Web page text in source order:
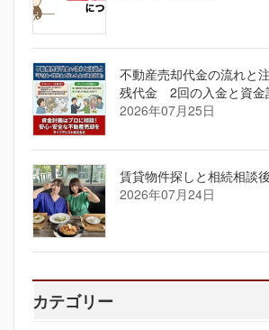
不動産売却代金の流れと
残代金 2回の入金と資金
2026年07月25日
賃貸物件探しと相続相談
2026年07月24日
カテゴリー